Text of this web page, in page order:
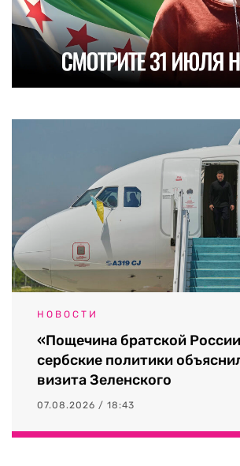
НОВОСТИ
«Пощечина братской
сербские политики
визита Зеленского
07.08.2026 / 18:43